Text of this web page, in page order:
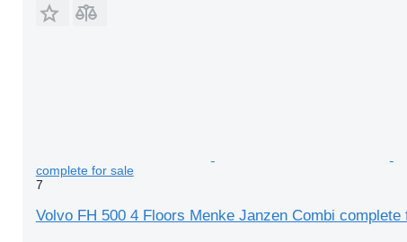
complete for sale
7
Volvo FH 500 4 Floors Menke Janzen Combi complete